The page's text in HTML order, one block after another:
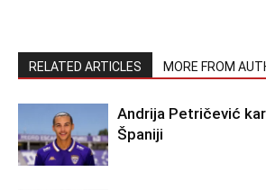
RELATED ARTICLES MORE FROM
Andrija Petričević
Španiji